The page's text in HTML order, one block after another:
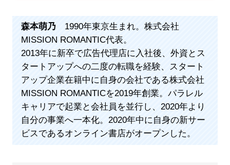
森本萌乃1990年東京生まれ。株式会社
MISSION ROMANTIC代表。
2013年に新卒で広告代理店に入社後、外資とス
タートアップへの二度の転職を経験、スタート
アップ企業在籍中に自身の会社である株式会社
MISSION ROMANTICを2019年創業。パラレル
キャリアで起業と会社員を並行し、2020年より
自分の事業へ一本化。2020年中に自身の新サー
ビスであるオンライン書店がオープンした。